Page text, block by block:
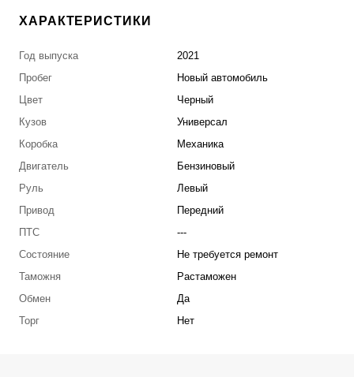
ХАРАКТЕРИСТИКИ
Год выпуска
2021
Пробег
Новый автомобиль
Цвет
Черный
Кузов
Универсал
Коробка
Механика
Двигатель
Бензиновый
Руль
Левый
Привод
Передний
ПТС
---
Состояние
Не требуется ремонт
Таможня
Растаможен
Обмен
Да
Торг
Нет